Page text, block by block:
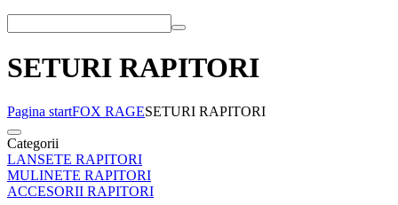
SETURI RAPITORI
Pagina startFOX RAGESETURI RAPITORI
Categorii
LANSETE RAPITORI
MULINETE RAPITORI
ACCESORII RAPITORI